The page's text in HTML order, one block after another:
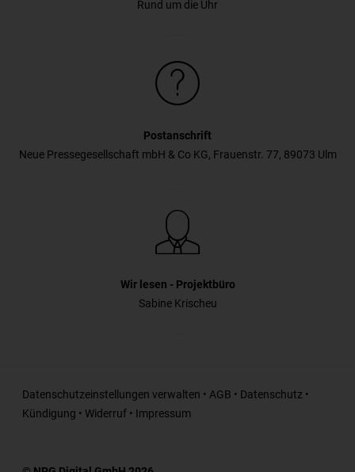
Rund um die Uhr
Postanschrift
Neue Pressegesellschaft mbH & Co KG, Frauenstr. 77, 89073 Ulm
Wir lesen - Projektbüro
Sabine Krischeu
Datenschutzeinstellungen verwalten • AGB • Datenschutz •
Kündigung • Widerruf • Impressum